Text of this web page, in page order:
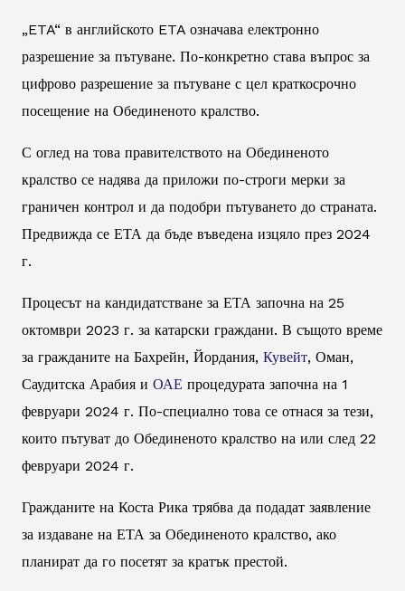
„ETA“ в английското ETA означава електронно
разрешение за пътуване. По-конкретно става въпрос за
цифрово разрешение за пътуване с цел краткосрочно
посещение на Обединеното кралство.
С оглед на това правителството на Обединеното
кралство се надява да приложи по-строги мерки за
граничен контрол и да подобри пътуването до страната.
Предвижда се ЕТА да бъде въведена изцяло през 2024
г.
Процесът на кандидатстване за ЕТА започна на 25
октомври 2023 г. за катарски граждани. В същото време
за гражданите на Бахрейн, Йордания, Кувейт, Оман,
Саудитска Арабия и ОАЕ процедурата започна на 1
февруари 2024 г. По-специално това се отнася за тези,
които пътуват до Обединеното кралство на или след 22
февруари 2024 г.
Гражданите на Коста Рика трябва да подадат заявление
за издаване на ЕТА за Обединеното кралство, ако
планират да го посетят за кратък престой.